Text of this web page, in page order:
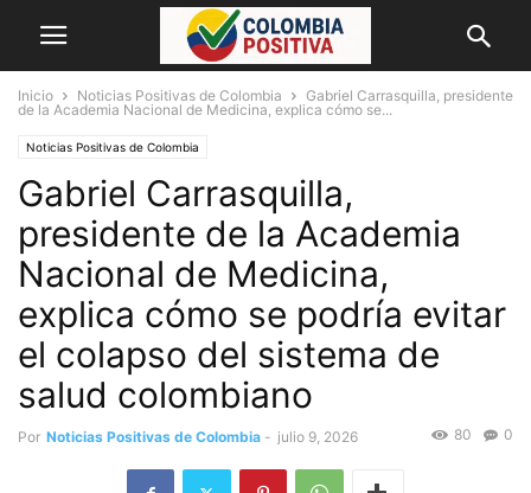
Inicio Noticias Positivas de Colombia
Gabriel Carrasquilla, presidente
de la Academia Nacional de Medicina, explica cómo se...
Noticias Positivas de Colombia
Gabriel Carrasquilla,
presidente de la Academia
Nacional de Medicina,
explica cómo se podría evitar
el colapso del sistema de
salud colombiano
Por Noticias Positivas de Colombia - julio 9, 2026 0
80